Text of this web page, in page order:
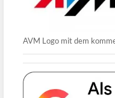
AVM Logo mit dem